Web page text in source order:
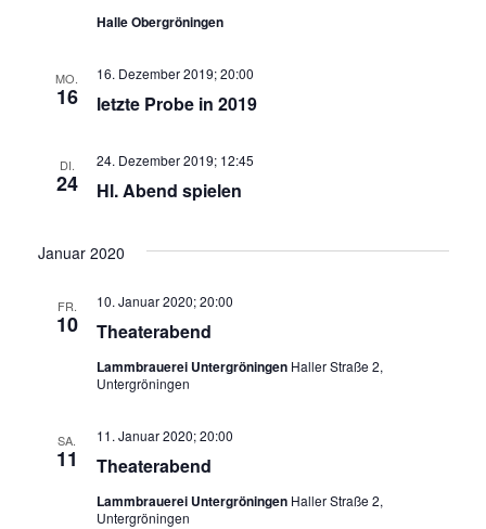
Halle Obergröningen
MO.
16 letzte Probe in 2019
16. Dezember 2019; 20:00
DI.
24 Hl. Abend spielen
24. Dezember 2019; 12:45
Januar 2020
FR.
10 Theaterabend
10. Januar 2020; 20:00
Lammbrauerei Untergröningen Haller Straße 2,
Untergröningen
SA.
11 Theaterabend
11. Januar 2020; 20:00
Lammbrauerei Untergröningen Haller Straße 2,
Untergröningen